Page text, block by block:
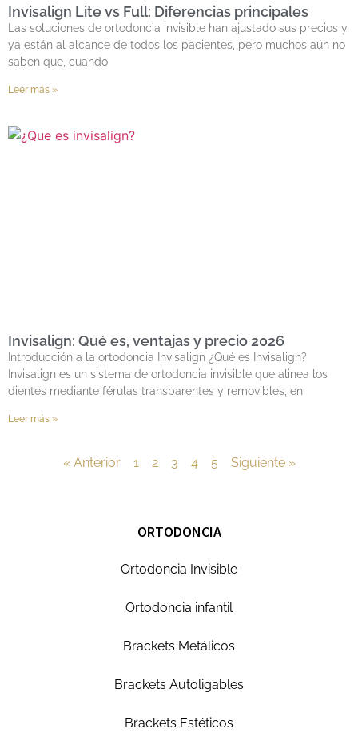
Invisalign Lite vs Full: Diferencias principales
Las soluciones de ortodoncia invisible han ajustado sus precios y
ya están al alcance de todos los pacientes, pero muchos aún no
saben que, cuando
Leer más »
Invisalign: Qué es, ventajas y precio 2026
Introducción a la ortodoncia Invisalign ¿Qué es Invisalign?
Invisalign es un sistema de ortodoncia invisible que alinea los
dientes mediante férulas transparentes y removibles, en
Leer más »
« Anterior 1 2 3 4 5 Siguiente »
ORTODONCIA
Ortodoncia Invisible
Ortodoncia infantil
Brackets Metálicos
Brackets Autoligables
Brackets Estéticos